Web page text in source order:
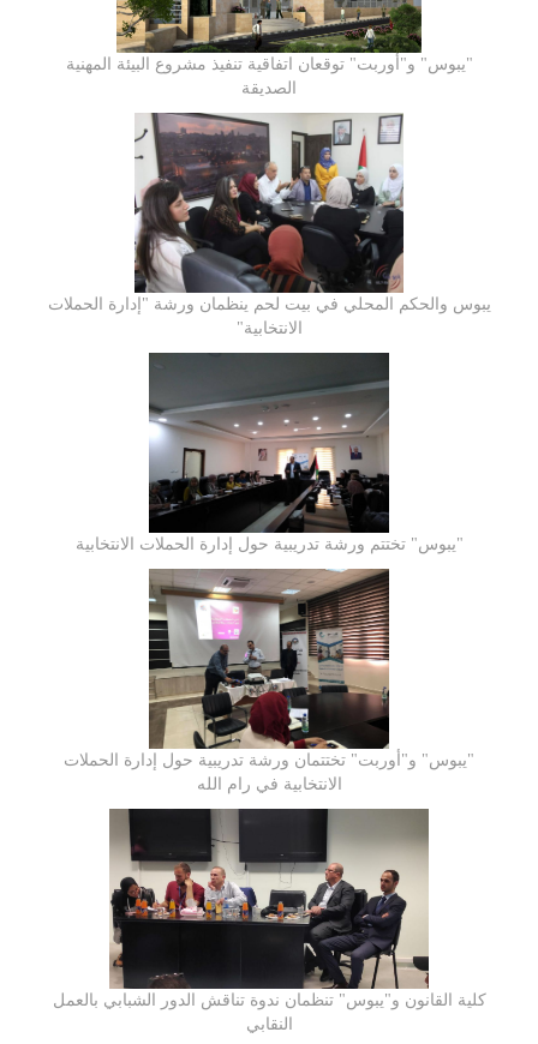
"يبوس" و"أوربت" توقعان اتفاقية تنفيذ مشروع البيئة المهنية
الصديقة
يبوس والحكم المحلي في بيت لحم ينظمان ورشة "إدارة الحملات
الانتخابية"
"يبوس" تختتم ورشة تدريبية حول إدارة الحملات الانتخابية
"يبوس" و"أوربت" تختتمان ورشة تدريبية حول إدارة الحملات
الانتخابية في رام الله
كلية القانون و"يبوس" تنظمان ندوة تناقش الدور الشبابي بالعمل
النقابي